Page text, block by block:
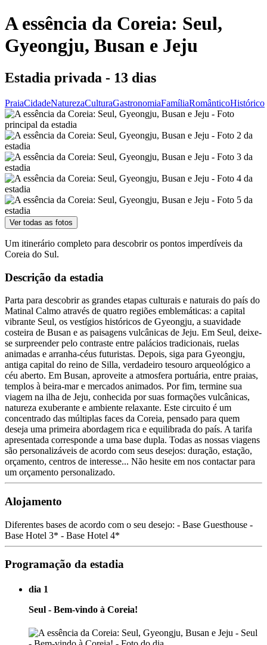
A essência da Coreia: Seul,
Gyeongju, Busan e Jeju
Estadia privada - 13 dias
PraiaCidadeNaturezaCulturaGastronomiaFamíliaRomânticoHistórico
Ver todas as fotos
Um itinerário completo para descobrir os pontos imperdíveis da
Coreia do Sul.
Descrição da estadia
Parta para descobrir as grandes etapas culturais e naturais do país do
Matinal Calmo através de quatro regiões emblemáticas: a capital
vibrante Seul, os vestígios históricos de Gyeongju, a suavidade
costeira de Busan e as paisagens vulcânicas de Jeju. Em Seul, deixe-
se surpreender pelo contraste entre palácios tradicionais, ruelas
animadas e arranha-céus futuristas. Depois, siga para Gyeongju,
antiga capital do reino de Silla, verdadeiro tesouro arqueológico a
céu aberto. Em Busan, aproveite a atmosfera portuária, entre praias,
templos à beira-mar e mercados animados. Por fim, termine sua
viagem na ilha de Jeju, conhecida por suas formações vulcânicas,
natureza exuberante e ambiente relaxante. Este circuito é um
concentrado das múltiplas faces da Coreia, pensado para quem
deseja uma primeira abordagem rica e equilibrada do país. A tarifa
apresentada corresponde a uma base dupla. Todas as nossas viagens
são personalizáveis de acordo com seus desejos: duração, estação,
orçamento, centros de interesse... Não hesite em nos contactar para
um orçamento personalizado.
Alojamento
Diferentes bases de acordo com o seu desejo: - Base Guesthouse -
Base Hotel 3* - Base Hotel 4*
Programação da estadia
dia 1
Seul - Bem-vindo à Coreia!